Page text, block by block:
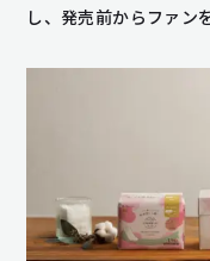
し、発売前からファン